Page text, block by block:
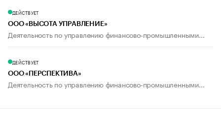
ДЕЙСТВУЕТ
ООО «ВЫСОТА УПРАВЛЕНИЕ»
Деятельность по управлению финансово-промышленными...
ДЕЙСТВУЕТ
ООО «ПЕРСПЕКТИВА»
Деятельность по управлению финансово-промышленными...